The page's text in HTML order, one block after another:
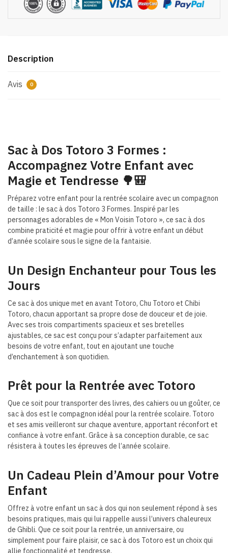
Description
Avis 0
Sac à Dos Totoro 3 Formes :
Accompagnez Votre Enfant avec
Magie et Tendresse 🌳🎒
Préparez votre enfant pour la rentrée scolaire avec un compagnon
de taille : le sac à dos Totoro 3 Formes. Inspiré par les
personnages adorables de « Mon Voisin Totoro », ce sac à dos
combine praticité et magie pour offrir à votre enfant un début
d’année scolaire sous le signe de la fantaisie.
Un Design Enchanteur pour Tous les
Jours
Ce sac à dos unique met en avant Totoro, Chu Totoro et Chibi
Totoro, chacun apportant sa propre dose de douceur et de joie.
Avec ses trois compartiments spacieux et ses bretelles
ajustables, ce sac est conçu pour s’adapter parfaitement aux
besoins de votre enfant, tout en ajoutant une touche
d’enchantement à son quotidien.
Prêt pour la Rentrée avec Totoro
Que ce soit pour transporter des livres, des cahiers ou un goûter, ce
sac à dos est le compagnon idéal pour la rentrée scolaire. Totoro
et ses amis veilleront sur chaque aventure, apportant réconfort et
confiance à votre enfant. Grâce à sa conception durable, ce sac
résistera à toutes les épreuves de l’année scolaire.
Un Cadeau Plein d’Amour pour Votre
Enfant
Offrez à votre enfant un sac à dos qui non seulement répond à ses
besoins pratiques, mais qui lui rappelle aussi l’univers chaleureux
de Ghibli. Que ce soit pour la rentrée, un anniversaire, ou
simplement pour faire plaisir, ce sac à dos Totoro est un choix qui